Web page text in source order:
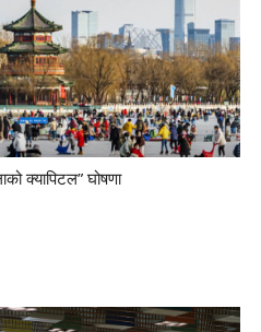
क्यापिटल” घोषणा